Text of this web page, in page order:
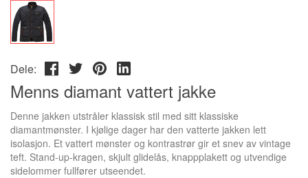
Dele:
Menns diamant vattert jakke
Denne jakken utstråler klassisk stil med sitt klassiske
diamantmønster. I kjølige dager har den vatterte jakken lett
isolasjon. Et vattert mønster og kontrastrør gir et snev av vintage
teft. Stand-up-kragen, skjult glidelås, knappplakett og utvendige
sidelommer fullfører utseendet.